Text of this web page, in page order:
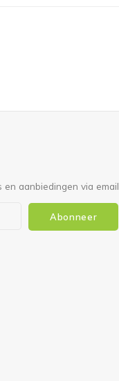
aanbiedingen via email
Abonneer